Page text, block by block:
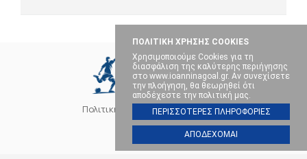
ΠΟΛΙΤΙΚΗ ΧΡΗΣΗΣ COOKIES
Χρησιμοποιούμε Cookies για τη
διασφάλιση της καλύτερης περιήγησης
στο www.ioanninagoal.gr. Αν συνεχίσετε
την πλοήγηση, θα θεωρηθεί ότι
αποδέχεστε την πολιτική μας.
ΠΕΡΙΣΣΟΤΕΡΕΣ ΠΛΗΡΟΦΟΡΙΕΣ
ΑΠΟΔΕΧΟΜΑΙ
Πολιτική Cookies Επικοινωνία
SOCIAL MEDIA